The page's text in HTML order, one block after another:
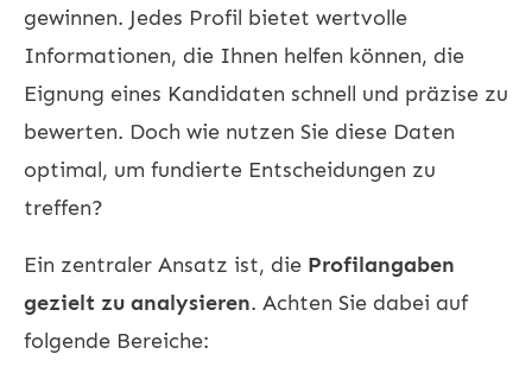
gewinnen. Jedes Profil bietet wertvolle
Informationen, die Ihnen helfen können, die
Eignung eines Kandidaten schnell und präzise zu
bewerten. Doch wie nutzen Sie diese Daten
optimal, um fundierte Entscheidungen zu
treffen?
Ein zentraler Ansatz ist, die Profilangaben
gezielt zu analysieren. Achten Sie dabei auf
folgende Bereiche: